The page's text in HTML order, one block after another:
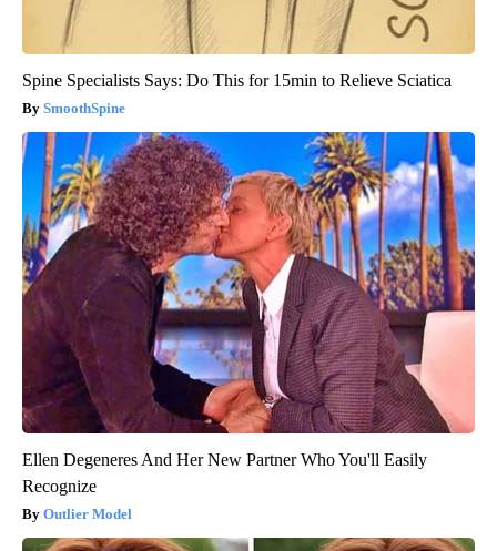
Spine Specialists Says: Do This for 15min to Relieve Sciatica
SmoothSpine
Ellen Degeneres And Her New Partner Who You'll Easily
Recognize
Outlier Model